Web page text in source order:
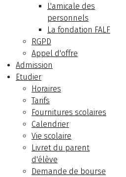
L'amicale des
personnels
La fondation FALF
RGPD
Appel d'offre
Admission
Etudier
Horaires
Tarifs
Fournitures scolaires
Calendrier
Vie scolaire
Livret du parent
d'élève
Demande de bourse